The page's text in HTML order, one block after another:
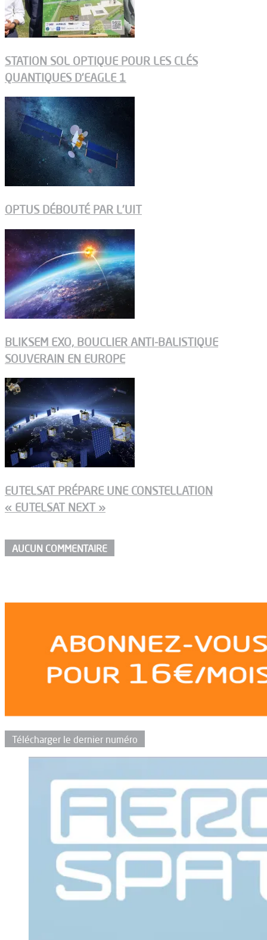
STATION SOL OPTIQUE POUR LES CLÉS
QUANTIQUES D’EAGLE 1
OPTUS DÉBOUTÉ PAR L’UIT
BLIKSEM EXO, BOUCLIER ANTI-BALISTIQUE
SOUVERAIN EN EUROPE
EUTELSAT PRÉPARE UNE CONSTELLATION
« EUTELSAT NEXT »
AUCUN COMMENTAIRE
Télécharger le dernier numéro